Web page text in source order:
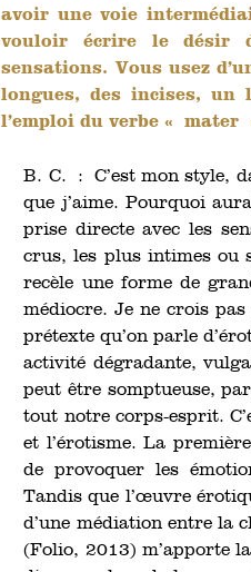
avoir une voie
vouloir écrire le désir
sensations. Vous usez
longues, des incises, un
l’emploi du verbe « mater
B. C. : C’est mon style,
que j’aime. Pourquoi
prise directe avec les
crus, les plus intimes ou
recèle une forme de
médiocre. Je ne crois
prétexte qu’on parle
activité dégradante,
peut être somptueuse,
tout notre corps-esprit.
et l’érotisme. La
de provoquer les
Tandis que l’œuvre
d’une médiation entre la
(Folio, 2013) m’apporte